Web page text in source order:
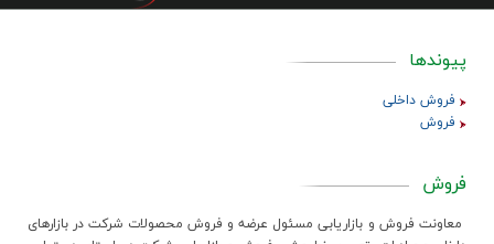
پروژه های سرمایه گذاری
پیوندها
فروش داخلی
فروش
فروش
معاونت فروش و بازاريابي مسئول عرضه و فروش محصولات شرکت در بازارهاي